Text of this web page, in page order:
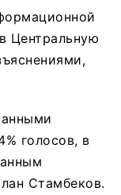
Центральную
голосов, в
Стамбеков.